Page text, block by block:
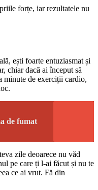
forțe, iar rezultatele nu
ești foarte entuziasmat și
chiar dacă ai început să
minute de exerciții cardio,
de fumat
zile deoarece nu văd
pe care ți l-ai făcut și nu te
ce ai vrut. Fă din